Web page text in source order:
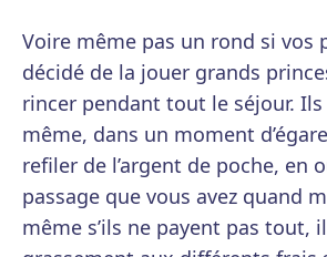
Voire même pas un rond si vos
décidé de la jouer grands
rincer pendant tout le séjour.
même, dans un moment
refiler de l’argent de poche, en
passage que vous avez quand
même s’ils ne payent pas tout,